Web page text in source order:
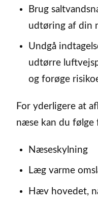
Brug
udtøring af din
Undgå
udtørre
og forøge
For yderligere at
næse kan du følge
Næseskylning
Læg varme
Hæv hovedet,